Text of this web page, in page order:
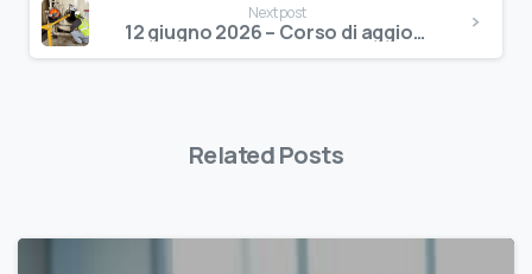
Next post
12 giugno 2026 – Corso di aggiornamento in materia di AMBIENTI CONFINATI E/O SOSPETTI DI INQUINAMENTO
Related Posts